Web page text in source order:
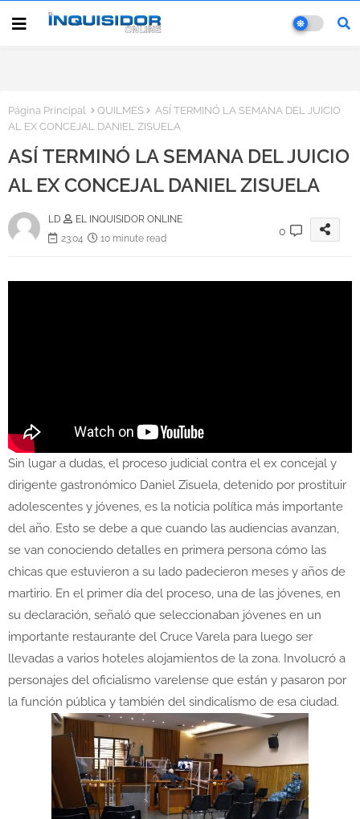
Página Principal QUILMES
ASÍ TERMINÓ LA SEMANA DEL JUICIO
AL EX CONCEJAL DANIEL ZISUELA
ASÍ TERMINÓ LA SEMANA DEL JUICIO
AL EX CONCEJAL DANIEL ZISUELA
LD
EL INQUISIDOR ONLINE
23:04
10 minute read
0
Sin lugar a dudas, el proceso judicial contra el ex concejal y
dirigente gastronómico Daniel Zisuela, detenido por prostituir
adolescentes y jóvenes, es la noticia política más importante
del año. Esto se debe a que cuando las audiencias avanzan,
se van conociendo detalles en primera persona cómo las
chicas que estuvieron a su lado padecieron meses y años de
martirio. En el primer día del proceso, una de las jóvenes, en
su declaración, señaló que seleccionaban jóvenes en un
importante restaurante del Cruce Varela para luego ser
llevadas a varios hoteles alojamientos de la zona. Involucró a
personajes del oficialismo varelense que están y pasaron por
la función pública y también del sindicalismo de esa ciudad.